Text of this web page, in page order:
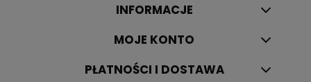
INFORMACJE
MOJE KONTO
PŁATNOŚCI I DOSTAWA